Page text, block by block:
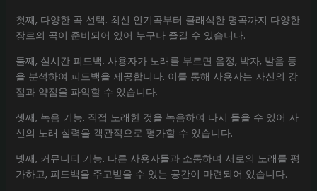
첫째, 다양한 곡 선택. 최신 인기곡부터 클래식한 명곡까지 다양한
장르의 곡이 준비되어 있어 누구나 즐길 수 있습니다.
둘째, 실시간 피드백. 사용자가 노래를 부르면 음정, 박자, 발음 등
을 분석하여 피드백을 제공합니다. 이를 통해 사용자는 자신의 강
점과 약점을 파악할 수 있습니다.
셋째, 녹음 기능. 직접 노래한 것을 녹음하여 다시 들을 수 있어 자
신의 노래 실력을 객관적으로 평가할 수 있습니다.
넷째, 커뮤니티 기능. 다른 사용자들과 소통하며 서로의 노래를 평
가하고, 피드백을 주고받을 수 있는 공간이 마련되어 있습니다.